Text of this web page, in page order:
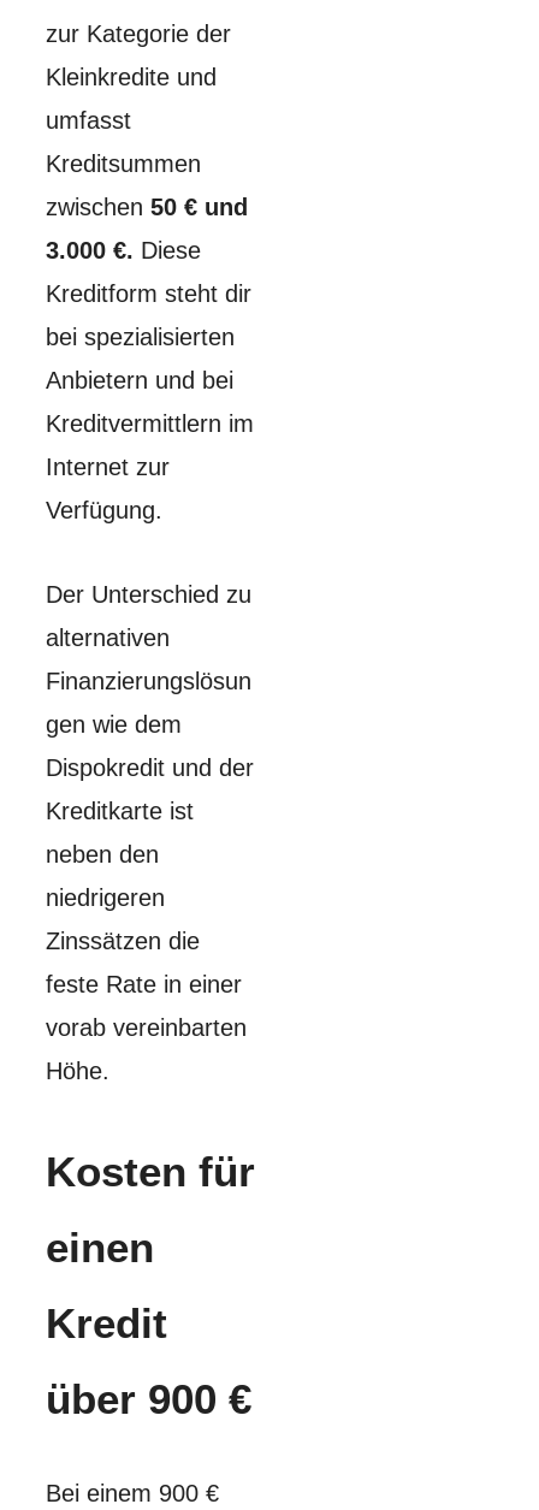
zur Kategorie der
Kleinkredite und
umfasst
Kreditsummen
zwischen 50 € und
3.000 €. Diese
Kreditform steht dir
bei spezialisierten
Anbietern und bei
Kreditvermittlern im
Internet zur
Verfügung.
Der Unterschied zu
alternativen
Finanzierungslösun
gen wie dem
Dispokredit und der
Kreditkarte ist
neben den
niedrigeren
Zinssätzen die
feste Rate in einer
vorab vereinbarten
Höhe.
Kosten für
einen
Kredit
über 900 €
Bei einem 900 €